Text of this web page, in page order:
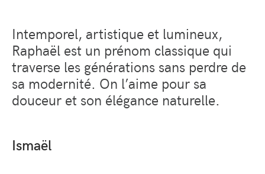
Intemporel, artistique et lumineux,
Raphaël est un prénom classique qui
traverse les générations sans perdre de
sa modernité. On l’aime pour sa
douceur et son élégance naturelle.
Ismaël